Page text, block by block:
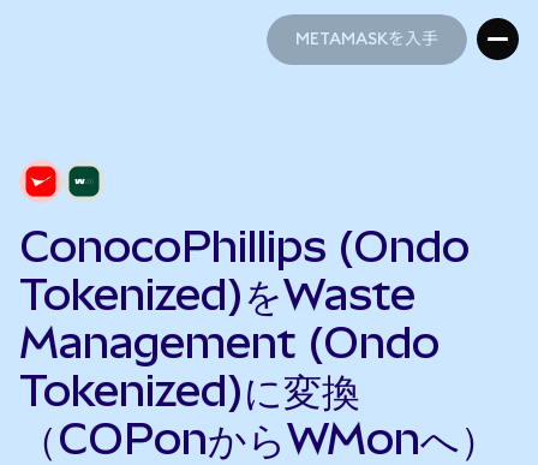
METAMASKを入手
ConocoPhillips (Ondo
Tokenized)をWaste
Management (Ondo
Tokenized)に変換
（COPonからWMonへ）